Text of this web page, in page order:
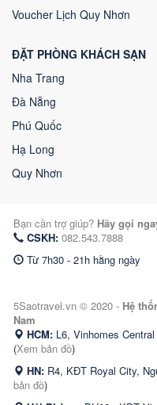
Voucher Lịch Quy Nhơn
ĐẶT PHÒNG KHÁCH SẠN
Nha Trang
Đà Nẵng
Phú Quốc
Hạ Long
Quy Nhơn
Bạn cần trợ giúp? Hãy gọi
CSKH: 082.543.7888
Từ 7h30 - 21h hằng ngày
5Saotravel.vn © 2020 - Hệ
Nam
HCM: L6, Vinhomes
(Xem bản đồ)
HN: R4, KĐT Royal City,
bản đồ)